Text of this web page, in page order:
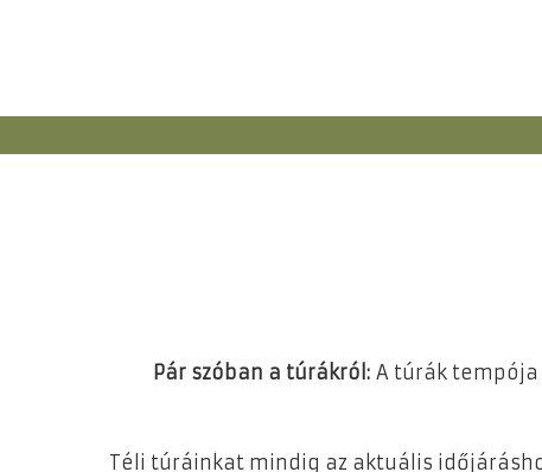
Pár szóban a túrákról: A túrák tempója
Téli túráinkat mindig az aktuális